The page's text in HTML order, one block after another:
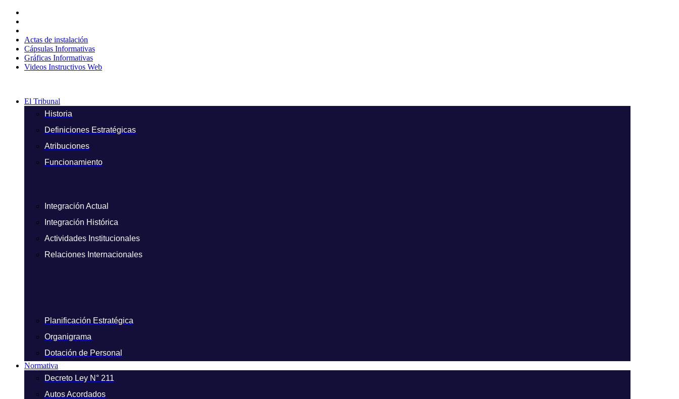
contenido
Actas de instalación
Cápsulas Informativas
Gráficas Informativas
Videos Instructivos Web
El Tribunal
Historia
Definiciones Estratégicas
Atribuciones
Funcionamiento
Integración Actual
Integración Histórica
Actividades Institucionales
Relaciones Internacionales
Planificación Estratégica
Organigrama
Dotación de Personal
Normativa
Decreto Ley N° 211
Autos Acordados